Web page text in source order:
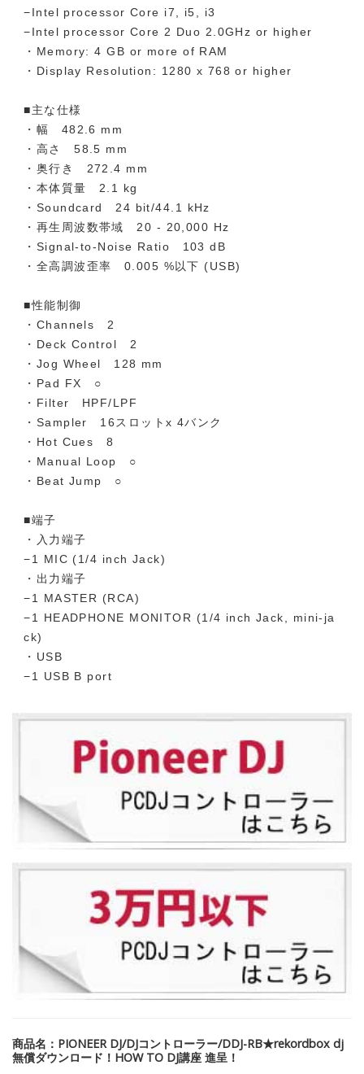
−Intel processor Core i7, i5, i3
−Intel processor Core 2 Duo 2.0GHz or higher
・Memory: 4 GB or more of RAM
・Display Resolution: 1280 x 768 or higher
■主な仕様
・幅 482.6 mm
・高さ 58.5 mm
・奥行き 272.4 mm
・本体質量 2.1 kg
・Soundcard 24 bit/44.1 kHz
・再生周波数帯域 20 - 20,000 Hz
・Signal-to-Noise Ratio 103 dB
・全高調波歪率 0.005 %以下 (USB)
■性能制御
・Channels 2
・Deck Control 2
・Jog Wheel 128 mm
・Pad FX ○
・Filter HPF/LPF
・Sampler 16スロットx 4バンク
・Hot Cues 8
・Manual Loop ○
・Beat Jump ○
■端子
・入力端子
−1 MIC (1/4 inch Jack)
・出力端子
−1 MASTER (RCA)
−1 HEADPHONE MONITOR (1/4 inch Jack, mini-ja
ck)
・USB
−1 USB B port
商品名：PIONEER DJ/DJコントローラー/DDJ-RB★rekordbox dj
無償ダウンロード！HOW TO DJ講座 進呈！